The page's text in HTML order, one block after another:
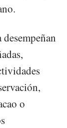
o